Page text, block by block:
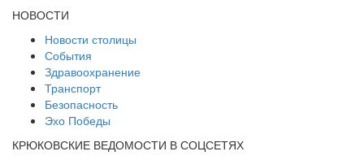
НОВОСТИ
Новости столицы
События
Здравоохранение
Транспорт
Безопасность
Эхо Победы
КРЮКОВСКИЕ ВЕДОМОСТИ В СОЦСЕТЯХ